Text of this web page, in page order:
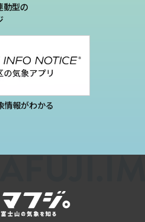
動型の
情報がわかる